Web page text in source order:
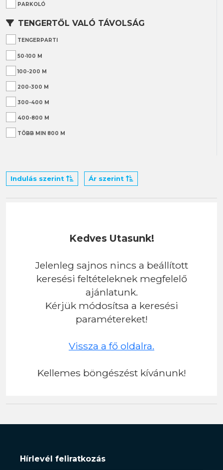
PARKOLÓ
TENGERTŐL VALÓ TÁVOLSÁG
TENGERPARTI
50-100 M
100-200 M
200-300 M
300-400 M
400-800 M
TÖBB MIN 800 M
Indulás szerint Ár szerint
Kedves Utasunk!
Jelenleg sajnos nincs a beállított
keresési feltételeknek megfelelő
ajánlatunk.
Kérjük módosítsa a keresési
paramétereket!
Vissza a fő oldalra.
Kellemes böngészést kívánunk!
Hírlevél feliratkozás